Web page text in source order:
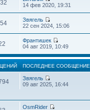
14 фев 2020, 19:31
Звягель
22 сен 2024, 15:06
Франтишек
04 авг 2019, 10:49
ПОСЛЕДНЕЕ СООБЩЕНИЕ
Звягель
09 авг 2025, 16:44
OsmRider